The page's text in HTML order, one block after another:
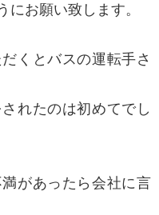
お願い致します。
くとバスの運転手さ
れたのは初めてでし
があったら会社に言